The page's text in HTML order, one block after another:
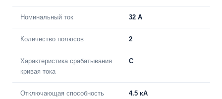
Номинальный ток 32 A
Количество полюсов 2
Характеристика срабатывания
кривая тока
C
Отключающая способность 4.5 кА